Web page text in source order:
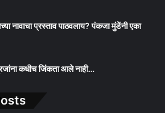
नावाचा प्रस्ताव पाठवलाय? पंकजा मुंडेंनी एका
कधीच जिंकता आले नाही…